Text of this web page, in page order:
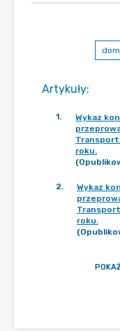
Artykuły:
1.
Wykaz
roku.
2.
Wykaz
roku.